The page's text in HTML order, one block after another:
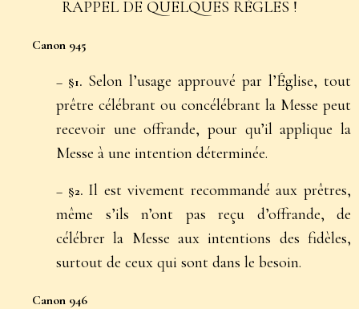
RAPPEL DE QUELQUES RÈGLES !
Canon 945
– §1. Selon l’usage approuvé par l’Église, tout
prêtre célébrant ou concélébrant la Messe peut
recevoir une offrande, pour qu’il applique la
Messe à une intention déterminée.
– §2.Il est vivement recommandé aux prêtres,
même s’ils n’ont pas reçu d’offrande, de
célébrer la Messe aux intentions des fidèles,
surtout de ceux qui sont dans le besoin.
Canon 946